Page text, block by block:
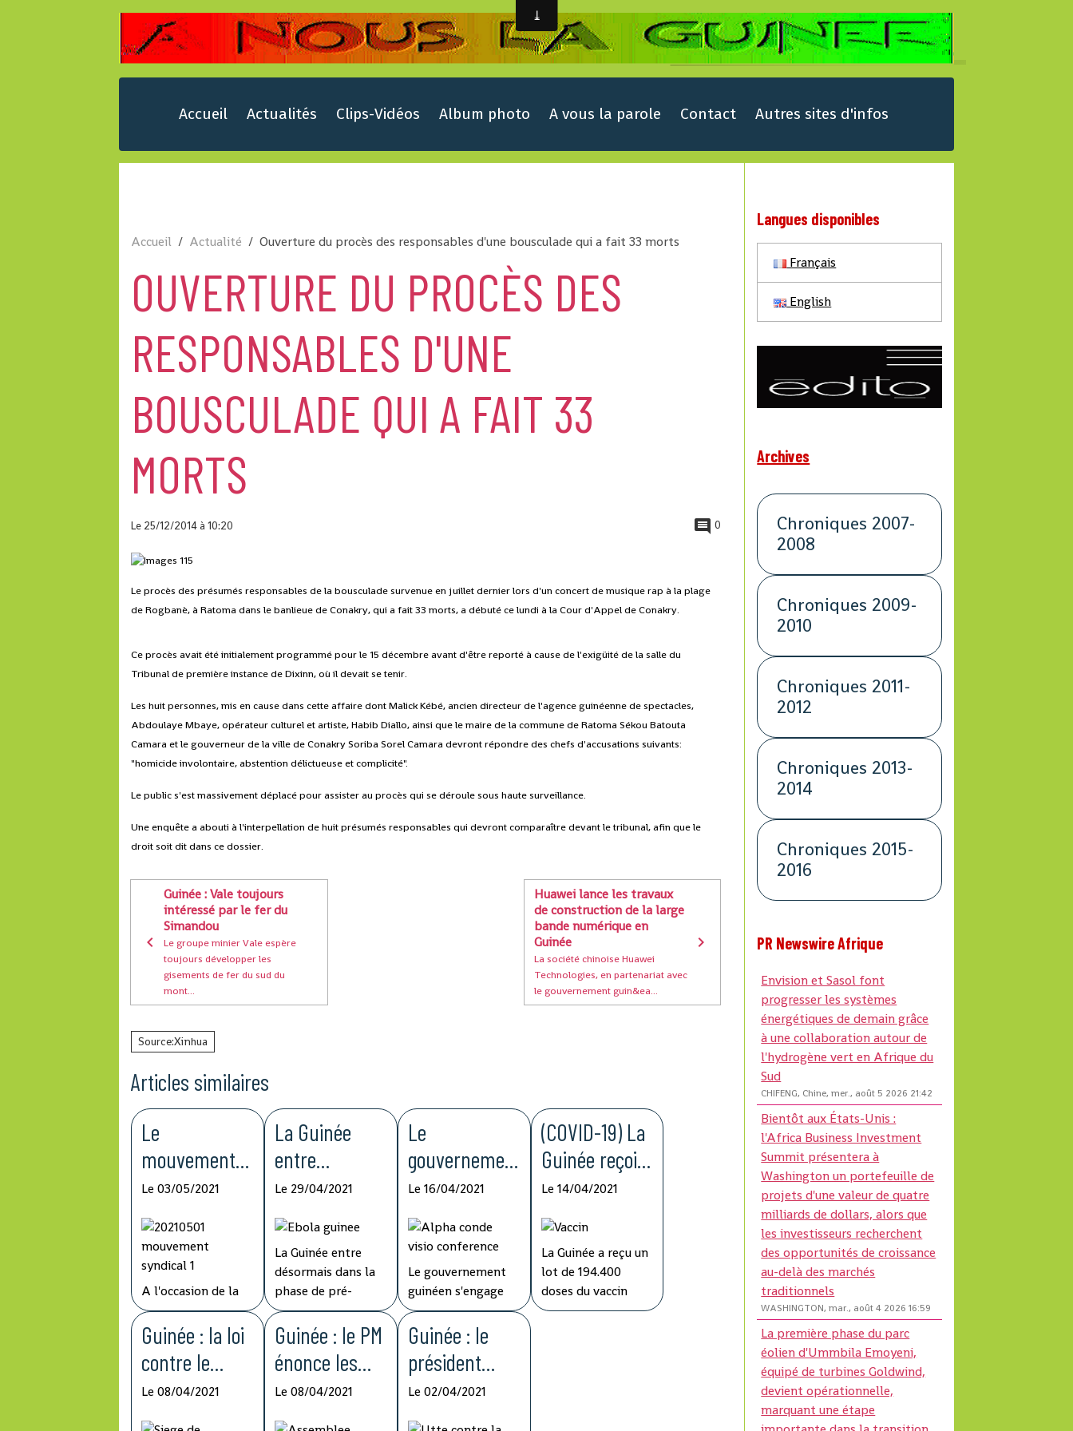
Accueil Actualités Clips-Vidéos Album photo A vous la parole Contact Autres sites d'infos
Accueil Actualité Ouverture du procès des responsables d'une bousculade qui a fait 33 morts
OUVERTURE DU PROCÈS DES
RESPONSABLES D'UNE
BOUSCULADE QUI A FAIT 33
MORTS
Le 25/12/2014à 10:20 0
Le procès des présumés responsables de la bousculade survenue en juillet dernier lors d'un concert de musique rap à la plage
de Rogbanè, à Ratoma dans le banlieue de Conakry, qui a fait 33 morts, a débuté ce lundi à la Cour d'Appel de Conakry.
Ce procès avait été initialement programmé pour le 15 décembre avant d'être reporté à cause de l'exigüité de la salle du
Tribunal de première instance de Dixinn, où il devait se tenir.
Les huit personnes, mis en cause dans cette affaire dont Malick Kébé, ancien directeur de l'agence guinéenne de spectacles,
Abdoulaye Mbaye, opérateur culturel et artiste, Habib Diallo, ainsi que le maire de la commune de Ratoma Sékou Batouta
Camara et le gouverneur de la ville de Conakry Soriba Sorel Camara devront répondre des chefs d'accusations suivants:
"homicide involontaire, abstention délictueuse et complicité".
Le public s'est massivement déplacé pour assister au procès qui se déroule sous haute surveillance.
Une enquête a abouti à l'interpellation de huit présumés responsables qui devront comparaître devant le tribunal, afin que le
droit soit dit dans ce dossier.
Guinée : Vale toujours
intéressé par le fer du
Simandou
Le groupe minier Vale espère
toujours développer les
gisements de fer du sud du
mont...
Huawei lance les travaux
de construction de la large
bande numérique en
Guinée
La société chinoise Huawei
Technologies, en partenariat avec
le gouvernement guin&ea...
Source:Xinhua
Articles similaires
Le
mouvement
syndical
demande une
augmentation
des salaire et
de pension de
retraite
Le 03/05/2021
A l'occasion de la
célébration de la
fête internationale
du Travail, le
mouvement
syndical guinéen a
au gouvernement
La Guinée
entre
désormais
dans la phase
de pré-
élimination de
la fièvre Ebola
Le 29/04/2021
La Guinée entre
désormais dans la
phase de pré-
élimination de la
fièvre Ebola, avec
une période de
surveillance active
de 42 jours
le double de la
Le
gouvernemen
t guinéen
déclare
s'engager
dans la lutte
contre la
corruption
Le 16/04/2021
Le gouvernement
guinéen s'engage
dans la lutte contre
la corruption dans
la sphère étatique
et dans les
institutions
a annoncé jeudi son
(COVID-19) La
Guinée reçoit
194.400 doses
du vaccin
d'AstraZeneca
dans le cadre
de l'initiative
Le 14/04/2021
La Guinée a reçu un
lot de 194.400
doses du vaccin
d'AstraZeneca dans
Guinée : la loi
contre le
blanchiment
de capitaux et
Le 08/04/2021
Guinée : le PM
énonce les
grands axes
de
Le 08/04/2021
Guinée : le
président
réitère ses
directives de
Le 02/04/2021
Langues disponibles
Français
English
Archives
Chroniques 2007-
2008
Chroniques 2009-
2010
Chroniques 2011-
2012
Chroniques 2013-
2014
Chroniques 2015-
2016
PR Newswire Afrique
Envision et Sasol font
progresser les systèmes
énergétiques de demain grâce
à une collaboration autour de
l'hydrogène vert en Afrique du
Sud
CHIFENG, Chine, mer., août 5 2026 21:42
Bientôt aux États-Unis :
l'Africa Business Investment
Summit présentera à
Washington un portefeuille de
projets d'une valeur de quatre
milliards de dollars, alors que
les investisseurs recherchent
des opportunités de croissance
au-delà des marchés
traditionnels
WASHINGTON, mar., août 4 2026 16:59
La première phase du parc
éolien d'Ummbila Emoyeni,
équipé de turbines Goldwind,
devient opérationnelle,
marquant une étape